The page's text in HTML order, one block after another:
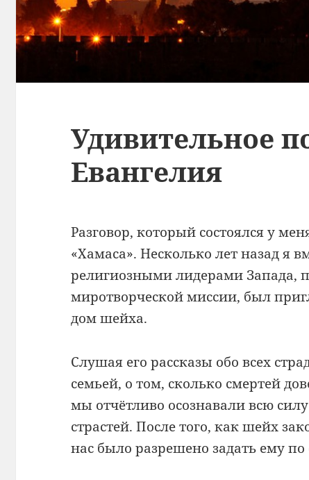
Удивительное
Евангелия
Разговор, который состоялся у
«Хамаса». Несколько лет назад я
религиозными лидерами Запада,
миротворческой миссии, был
дом шейха.
Слушая его рассказы обо всех
семьей, о том, сколько смертей
мы отчётливо осознавали всю
страстей. После того, как шейх
нас было разрешено задать ему